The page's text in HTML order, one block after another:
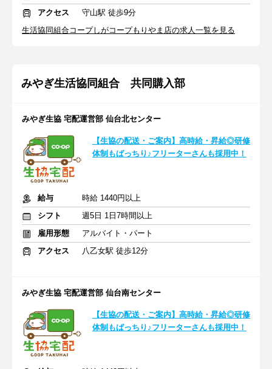
アクセス
守山駅 徒歩9分
生活協同組合コープしがコープもりやま店の求人一覧を見る
みやぎ生活協同組合 共同購入部
みやぎ生協 宅配運営部 仙台北センター
【生協の配送・ご案内】高時給・昇給◎研修
体制もばっちり♪フリーターさんも採用中！
給与
時給 1440円以上
シフト
週5日 1日7時間以上
雇用形態
アルバイト・パート
アクセス
八乙女駅 徒歩12分
みやぎ生協 宅配運営部 仙台南センター
【生協の配送・ご案内】高時給・昇給◎研修
体制もばっちり♪フリーターさんも採用中！